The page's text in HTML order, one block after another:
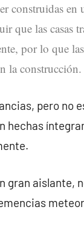
construidas
que las
por lo que
la construcción.
pero no
hechas
gran aislante,